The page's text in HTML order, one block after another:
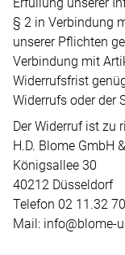
§ 2 in Verbindung
unserer Pflichten
Verbindung mit
Widerrufsfrist
Widerrufs oder der
Der Widerruf ist zu
H.D. Blome GmbH
Königsallee 30
40212 Düsseldorf
Telefon 02 11.32
Mail: info@blome-